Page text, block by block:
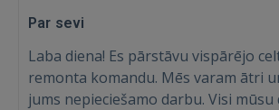
Par sevi
Laba diena! Es pārstāvu vispārējo
remonta komandu. Mēs varam ātri
jums nepieciešamo darbu. Visi